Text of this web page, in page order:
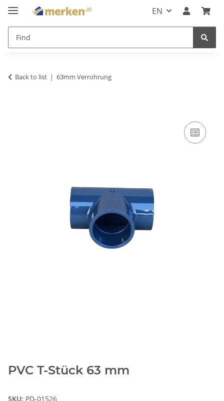
EN
Back to list 63mm Verrohrung
PVC T-Stück 63 mm
SKU: PD-01526